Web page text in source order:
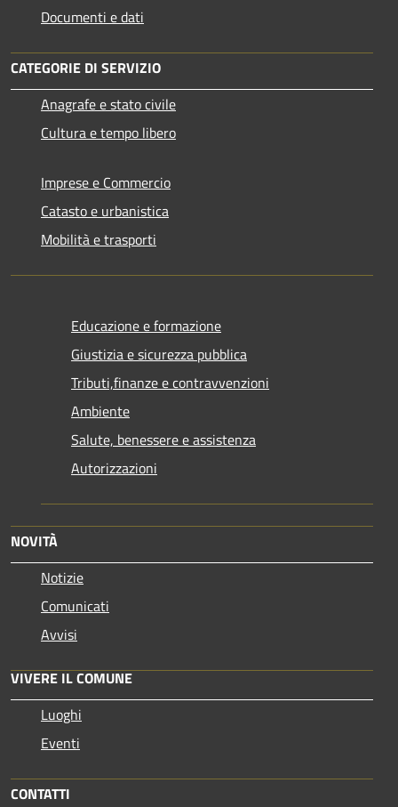
Documenti e dati
CATEGORIE DI SERVIZIO
Anagrafe e stato civile
Cultura e tempo libero
Imprese e Commercio
Catasto e urbanistica
Mobilità e trasporti
Educazione e formazione
Giustizia e sicurezza pubblica
Tributi,finanze e contravvenzioni
Ambiente
Salute, benessere e assistenza
Autorizzazioni
NOVITÀ
Notizie
Comunicati
Avvisi
VIVERE IL COMUNE
Luoghi
Eventi
CONTATTI